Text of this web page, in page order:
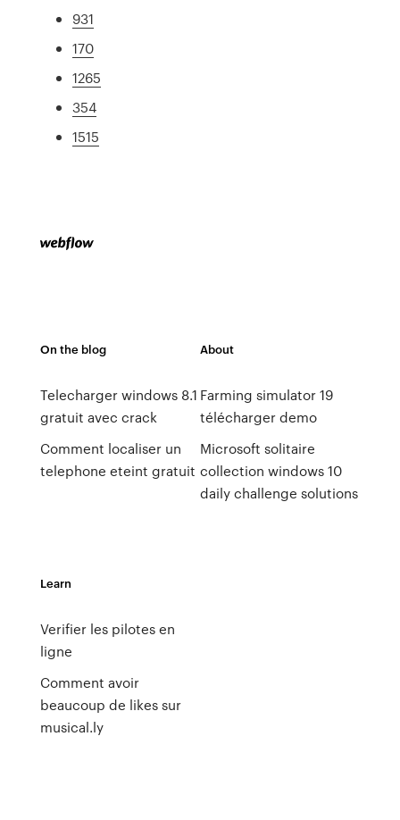
931
170
1265
354
1515
On the blog
Telecharger windows 8.1
gratuit avec crack
Comment localiser un
telephone eteint gratuit
About
Farming simulator 19
télécharger demo
Microsoft solitaire
collection windows 10
daily challenge solutions
Learn
Verifier les pilotes en
ligne
Comment avoir
beaucoup de likes sur
musical.ly